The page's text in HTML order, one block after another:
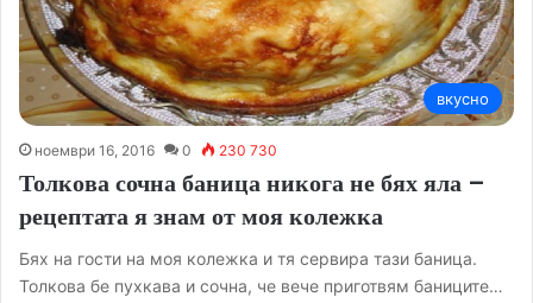
вкусно
ноември 16, 2016 0 230 730
Толкова сочна баница никога не бях яла –
рецептата я знам от моя колежка
Бях на гости на моя колежка и тя сервира тази баница.
Толкова бе пухкава и сочна, че вече приготвям баниците…